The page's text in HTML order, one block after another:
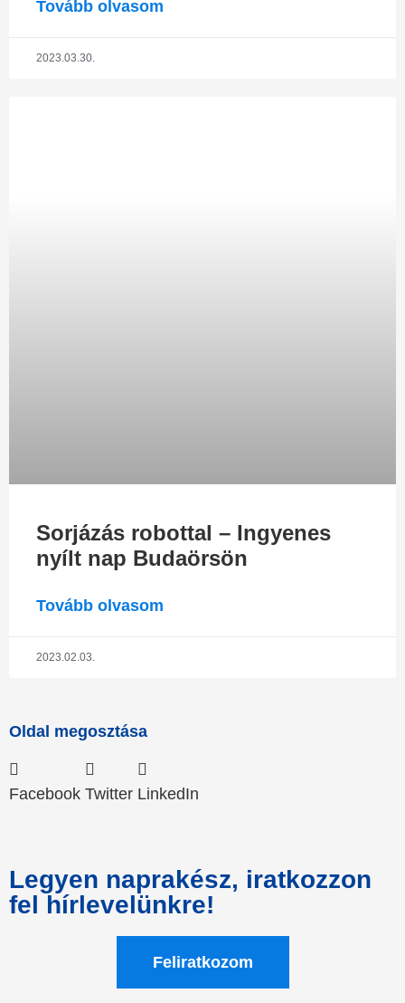
Tovább olvasom
2023.03.30.
Sorjázás robottal – Ingyenes
nyílt nap Budaörsön
Tovább olvasom
2023.02.03.
Oldal megosztása
Facebook Twitter LinkedIn
Legyen naprakész, iratkozzon
fel hírlevelünkre!
Feliratkozom